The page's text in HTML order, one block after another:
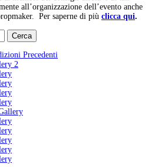
all’organizzazione dell’evento anche
Per saperne di più clicca qui.
Precedenti
2